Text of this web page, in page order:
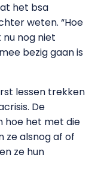
het bsa
weten. “Hoe
nog niet
bezig gaan is
lessen trekken
De
hoe het met die
ze alsnog af of
ze hun